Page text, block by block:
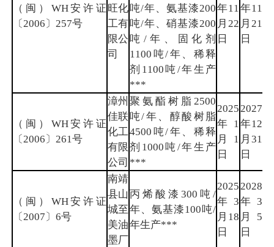
（闽）WH安许证
〔2006〕257号
旺化
工有
限公
司
吨/年、氨基漆200
吨/年、硝基漆200
吨/年、固化剂
1100吨/年、稀释
剂1100吨/年生产
***
年11
月22
日
年11
月21
日
（闽）WH安许证
〔2006〕261号
漳州
佳联
化工
有限
公司
聚氨酯树脂2500
吨/年、醇酸树脂
4500吨/年、稀释
剂1000吨/年生产
***
2025
年1
月1
日
2027
年12
月31
日
（闽）WH安许证
〔2007〕6号
南靖
县山
城至
美油
墨厂
丙烯酸漆300吨/
年、氨基漆100吨/
年生产***
2025
年3
月18
日
2028
年3
月5
日